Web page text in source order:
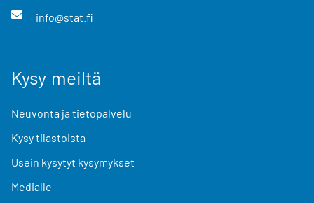
info@stat.fi
Kysy meiltä
Neuvonta ja tietopalvelu
Kysy tilastoista
Usein kysytyt kysymykset
Medialle